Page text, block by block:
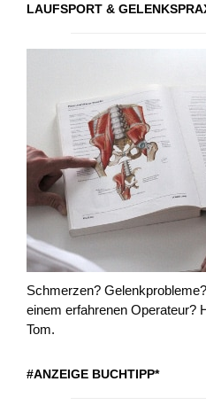
LAUFSPORT &
Schmerzen?
einem erfahrenen Operateur?
Tom.
#ANZEIGE BUCHTIPP*